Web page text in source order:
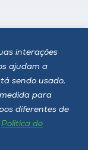
interações
ajudam a
sendo usado,
para
diferentes de
Política de